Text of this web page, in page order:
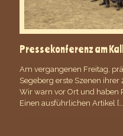
Pressekonferenz am
Am vergangenen Freitag,
Segeberg erste Szenen
Wir warn vor Ort und haben
Einen ausführlichen Artikel […]